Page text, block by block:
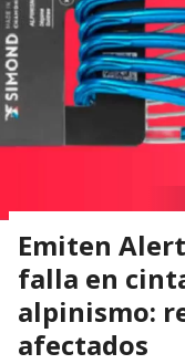
Emiten
falla en
alpinismo:
afectados